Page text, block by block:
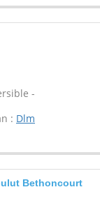
-
: Dlm
Bethoncourt